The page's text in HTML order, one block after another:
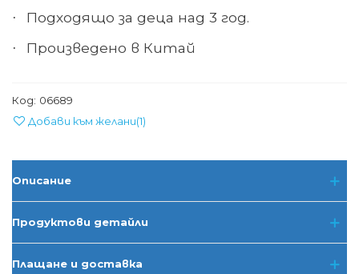
· Подходящо за деца над 3 год.
· Произведено в Китай
Код: 06689
Добави към желани(1)
Описание
Продуктови детайли
Плащане и доставка